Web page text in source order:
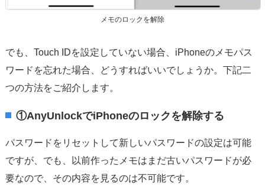
メモのロックを解除
でも、Touch IDを設定していない場合、iPhoneのメモパス
ワードを忘れた場合、どうすればいいでしょうか。下記二
つの方法をご紹介します。
①AnyUnlockでiPhoneのロックを解除する
パスワードをリセットして新しいパスワードの設定は可能
ですが、でも、以前作ったメモはまだ古いパスワードが必
要なので、その内容を見るのは不可能です。